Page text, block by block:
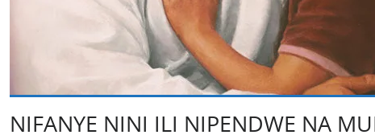
NIFANYE NINI ILI NIPENDWE NA